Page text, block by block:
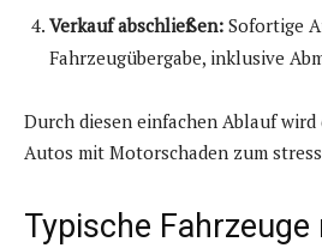
Verkauf abschließen: Sofortige
Fahrzeugübergabe, inklusive
Durch diesen einfachen Ablauf wird
Autos mit Motorschaden zum
Typische